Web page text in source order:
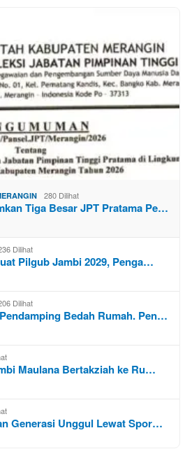
280 Dilihat
Tiga Besar JPT Pratama Pe…
Dilihat
Pilgub Jambi 2029, Penga…
Dilihat
Bedah Rumah. Pen…
Maulana Bertakziah ke Ru…
Generasi Unggul Lewat Spor…